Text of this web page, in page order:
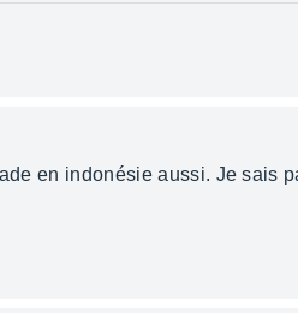
en indonésie aussi. Je sais